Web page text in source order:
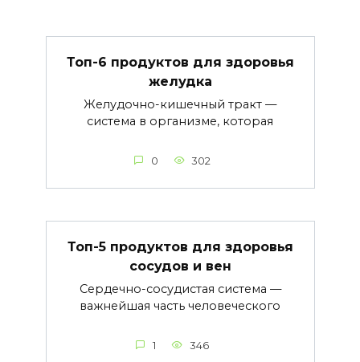
Топ-6 продуктов для здоровья
желудка
Желудочно-кишечный тракт —
система в организме, которая
0 302
Топ-5 продуктов для здоровья
сосудов и вен
Сердечно-сосудистая система —
важнейшая часть человеческого
1 346